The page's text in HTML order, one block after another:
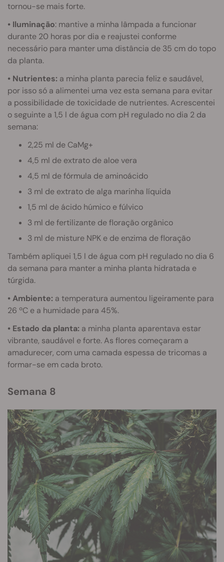
tornou-se mais forte.
• Iluminação: mantive a minha lâmpada a funcionar
durante 20 horas por dia e reajustei conforme
necessário para manter uma distância de 35 cm do topo
da planta.
• Nutrientes: a minha planta parecia feliz e saudável,
por isso só a alimentei uma vez esta semana para evitar
a possibilidade de toxicidade de nutrientes. Acrescentei
o seguinte a 1,5 l de água com pH regulado no dia 2 da
semana:
2,25 ml de CaMg+
4,5 ml de extrato de aloe vera
4,5 ml de fórmula de aminoácido
3 ml de extrato de alga marinha líquida
1,5 ml de ácido húmico e fúlvico
3 ml de fertilizante de floração orgânico
3 ml de misture NPK e de enzima de floração
Também apliquei 1,5 l de água com pH regulado no dia 6
da semana para manter a minha planta hidratada e
túrgida.
• Ambiente: a temperatura aumentou ligeiramente para
26 ºC e a humidade para 45%.
• Estado da planta: a minha planta aparentava estar
vibrante, saudável e forte. As flores começaram a
amadurecer, com uma camada espessa de tricomas a
formar-se em cada broto.
Semana 8